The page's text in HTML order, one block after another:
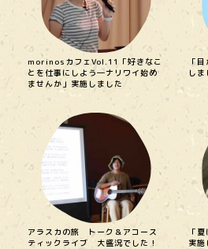
morinosカフェVol.11「好きなこ
とを仕事にしよう―ナリワイ始め
ませんか」実施しました
「
しま
アラスカの旅 トーク＆アコース
ティックライブ 大盛況でした！
「
実施